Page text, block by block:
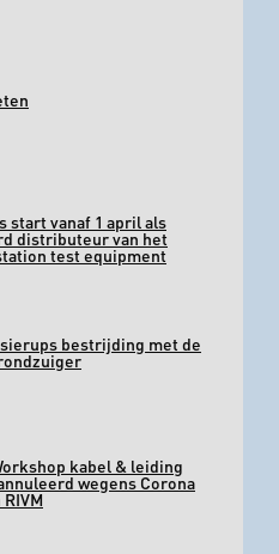
start vanaf 1 april als
distributeur van het
test equipment
bestrijding met de
kabel & leiding
wegens Corona